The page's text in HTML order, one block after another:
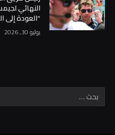
النهائي
“العودة إلى
يوليو 30, 2026